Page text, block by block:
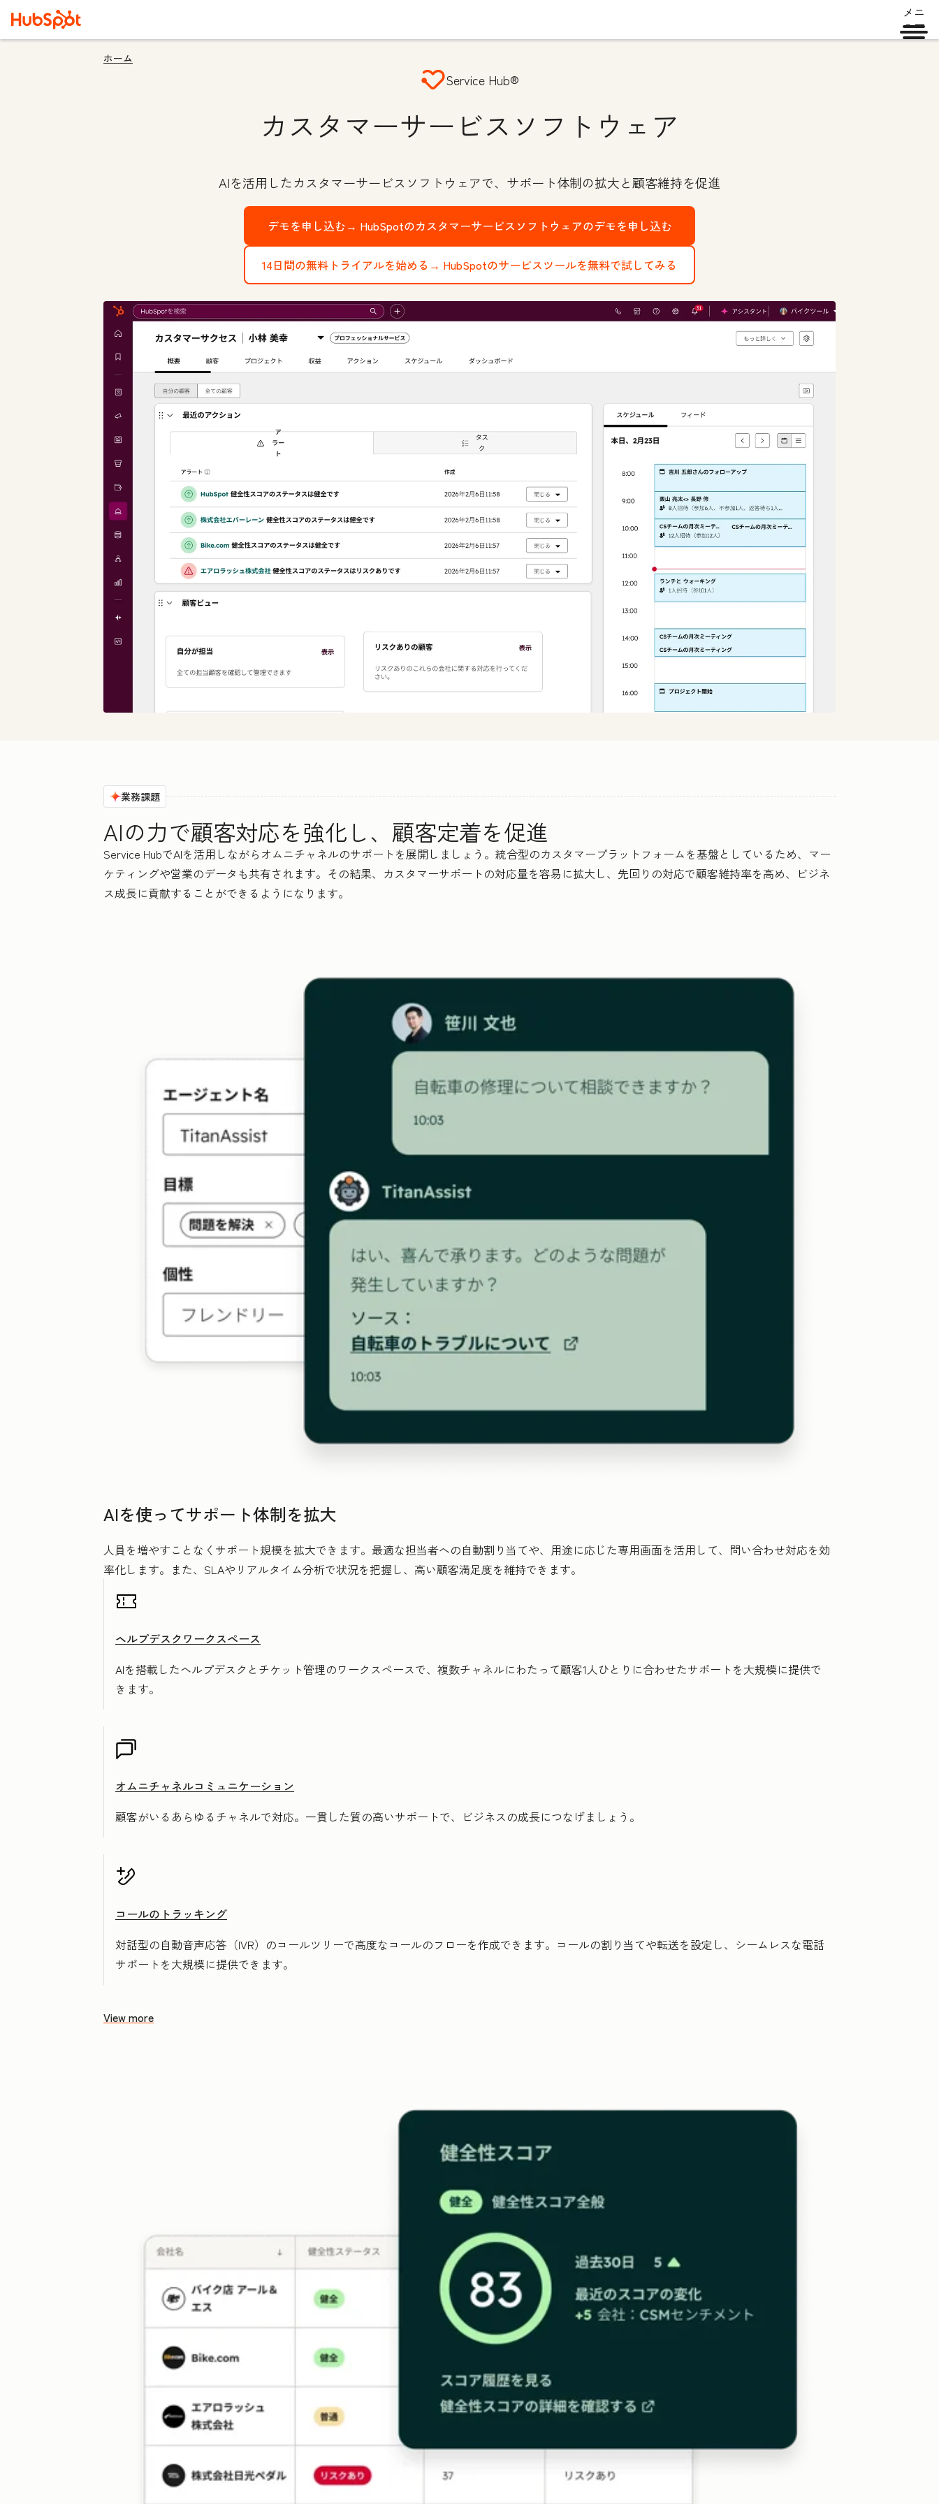
メニ
ュー
ホーム
Service Hub®
カスタマーサービスソフトウェア
AIを活用したカスタマーサービスソフトウェアで、サポート体制の拡大と顧客維持を促進
デモを申し込む→ HubSpotのカスタマーサービスソフトウェアのデモを申し込む
14日間の無料トライアルを始める→ HubSpotのサービスツールを無料で試してみる
業務課題
AIの力で顧客対応を強化し、顧客定着を促進
Service HubでAIを活用しながらオムニチャネルのサポートを展開しましょう。統合型のカスタマープラットフォームを基盤としているため、マー
ケティングや営業のデータも共有されます。その結果、カスタマーサポートの対応量を容易に拡大し、先回りの対応で顧客維持率を高め、ビジネ
ス成長に貢献することができるようになります。
AIを使ってサポート体制を拡大
人員を増やすことなくサポート規模を拡大できます。最適な担当者への自動割り当てや、用途に応じた専用画面を活用して、問い合わせ対応を効
率化します。また、SLAやリアルタイム分析で状況を把握し、高い顧客満足度を維持できます。
ヘルプデスクワークスペース
AIを搭載したヘルプデスクとチケット管理のワークスペースで、複数チャネルにわたって顧客1人ひとりに合わせたサポートを大規模に提供で
きます。
オムニチャネルコミュニケーション
顧客がいるあらゆるチャネルで対応。一貫した質の高いサポートで、ビジネスの成長につなげましょう。
コールのトラッキング
対話型の自動音声応答（IVR）のコールツリーで高度なコールのフローを作成できます。コールの割り当てや転送を設定し、シームレスな電話
サポートを大規模に提供できます。
View more